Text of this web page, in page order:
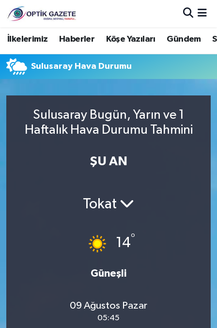
İlkelerimiz Haberler Köşe Yazıları Gündem
Sulusaray Hava Durumu
Sulusaray Bugün, Yarın ve 1
Haftalık Hava Durumu Tahmini
ŞU AN
Tokat
14°
Güneşli
09 Ağustos Pazar
05:45
Nöbetçi Eczaneler
Hava Durumu
Trafik Durumu
Süper Lig Puan Durumu ve Fikstür